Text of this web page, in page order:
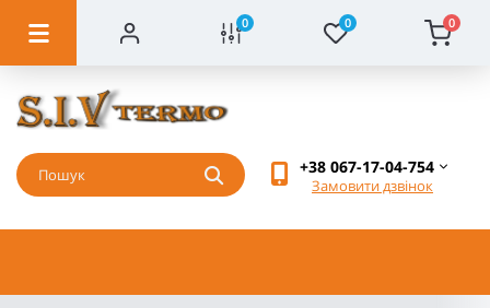
0 0 0
+38 067-17-04-754
Замовити дзвінок